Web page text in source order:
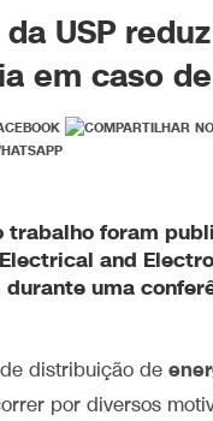
USP
em caso
trabalho foram
and
durante uma
distribuição de
por diversos